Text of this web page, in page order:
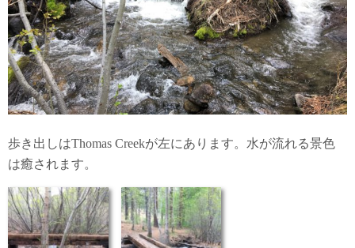
歩き出しはThomas Creekが左にあります。水が流れる景色
は癒されます。